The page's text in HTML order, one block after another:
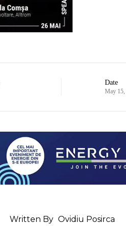
Date
May
Written By Ovidiu Posirca